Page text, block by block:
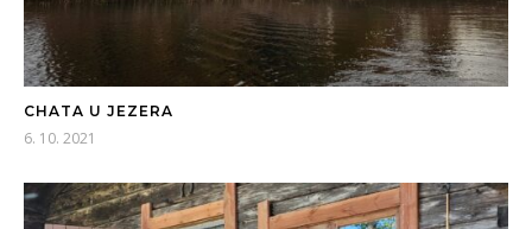
CHATA U JEZERA
6. 10. 2021